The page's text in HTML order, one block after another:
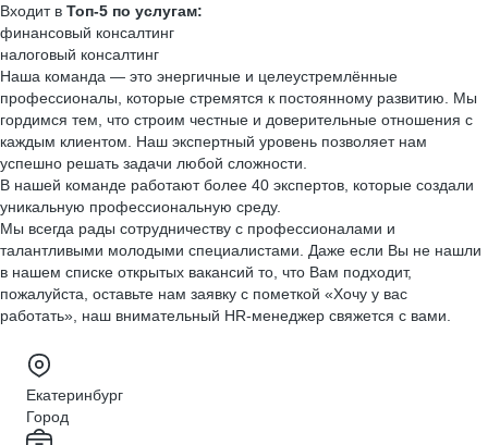
Входит в Топ-5 по услугам:
финансовый консалтинг
налоговый консалтинг
Наша команда — это энергичные и целеустремлённые
профессионалы, которые стремятся к постоянному развитию. Мы
гордимся тем, что строим честные и доверительные отношения с
каждым клиентом. Наш экспертный уровень позволяет нам
успешно решать задачи любой сложности.
В нашей команде работают более 40 экспертов, которые создали
уникальную профессиональную среду.
Мы всегда рады сотрудничеству с профессионалами и
талантливыми молодыми специалистами. Даже если Вы не нашли
в нашем списке открытых вакансий то, что Вам подходит,
пожалуйста, оставьте нам заявку с пометкой «Хочу у вас
работать», наш внимательный HR-менеджер свяжется с вами.
Екатеринбург
Город